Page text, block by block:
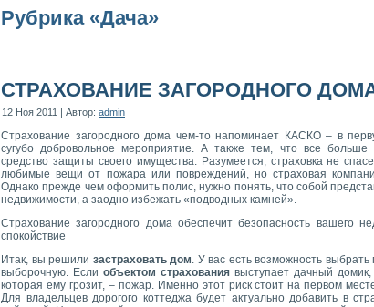
Рубрика «Дача»
СТРАХОВАНИЕ ЗАГОРОДНОГО
12 Ноя 2011 | Автор: admin
Страхование загородного дома чем-то напоминает КАСКО – в
сугубо добровольное мероприятие. А также тем, что все
средство защиты своего имущества. Разумеется, страховка не
любимые вещи от пожара или повреждений, но страховая
Однако прежде чем оформить полис, нужно понять, что собой
недвижимости, а заодно избежать «подводных камней».
Страхование загородного дома обеспечит безопасность вашего
спокойствие
Итак, вы решили застраховать дом. У вас есть возможность
выборочную. Если объектом страхования выступает дачный
которая ему грозит, – пожар. Именно этот риск стоит на первом
Для владельцев дорогого коттеджа будет актуально добавить в